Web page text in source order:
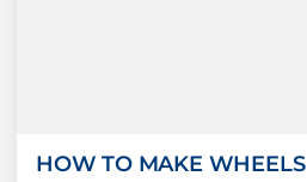
HOW TO MAKE WHEELS